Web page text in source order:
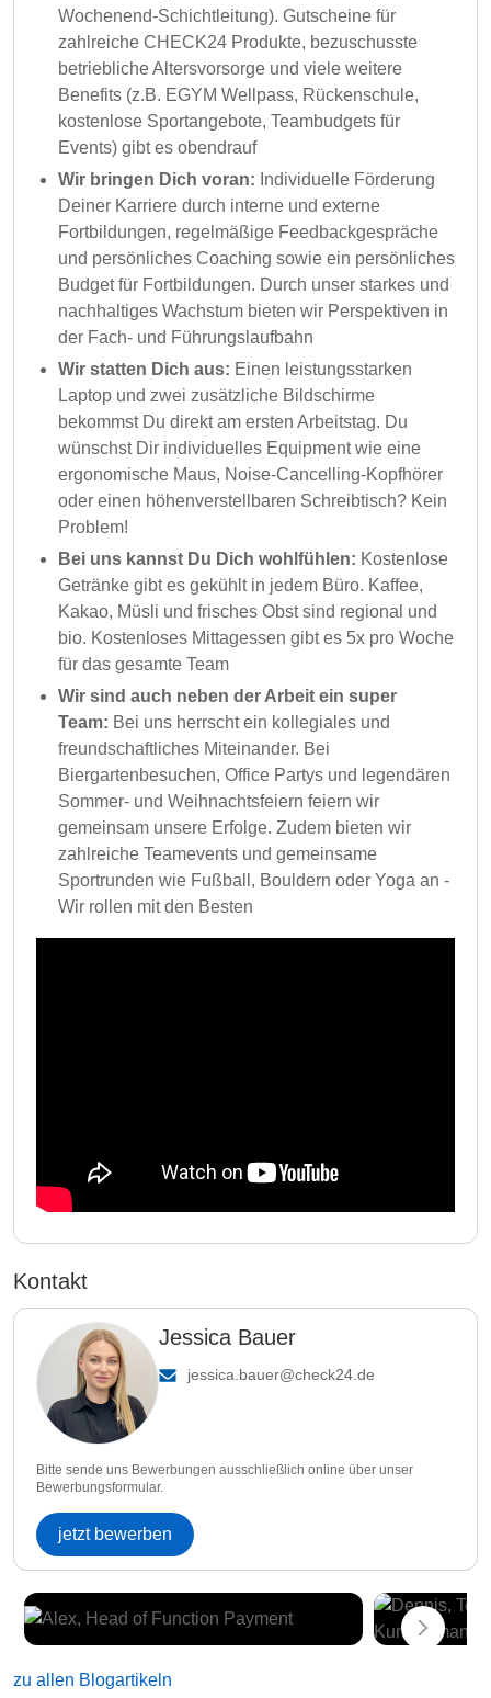
Wochenend-Schichtleitung). Gutscheine für
zahlreiche CHECK24 Produkte, bezuschusste
betriebliche Altersvorsorge und viele weitere
Benefits (z.B. EGYM Wellpass, Rückenschule,
kostenlose Sportangebote, Teambudgets für
Events) gibt es obendrauf
Wir bringen Dich voran: Individuelle Förderung
Deiner Karriere durch interne und externe
Fortbildungen, regelmäßige Feedbackgespräche
und persönliches Coaching sowie ein persönliches
Budget für Fortbildungen. Durch unser starkes und
nachhaltiges Wachstum bieten wir Perspektiven in
der Fach- und Führungslaufbahn
Wir statten Dich aus: Einen leistungsstarken
Laptop und zwei zusätzliche Bildschirme
bekommst Du direkt am ersten Arbeitstag. Du
wünschst Dir individuelles Equipment wie eine
ergonomische Maus, Noise-Cancelling-Kopfhörer
oder einen höhenverstellbaren Schreibtisch? Kein
Problem!
Bei uns kannst Du Dich wohlfühlen: Kostenlose
Getränke gibt es gekühlt in jedem Büro. Kaffee,
Kakao, Müsli und frisches Obst sind regional und
bio. Kostenloses Mittagessen gibt es 5x pro Woche
für das gesamte Team
Wir sind auch neben der Arbeit ein super
Team: Bei uns herrscht ein kollegiales und
freundschaftliches Miteinander. Bei
Biergartenbesuchen, Office Partys und legendären
Sommer- und Weihnachtsfeiern feiern wir
gemeinsam unsere Erfolge. Zudem bieten wir
zahlreiche Teamevents und gemeinsame
Sportrunden wie Fußball, Bouldern oder Yoga an -
Wir rollen mit den Besten
Kontakt
Jessica Bauer
jessica.bauer@check24.de
Bitte sende uns Bewerbungen ausschließlich online über unser
Bewerbungsformular.
jetzt bewerben
zu allen Blogartikeln